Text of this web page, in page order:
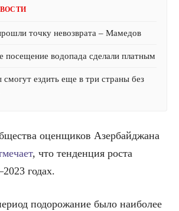
точку невозврата – Мамедов
посещение водопада сделали платным
ездить еще в три страны без
оценщиков Азербайджана
, что тенденция роста
годах.
подорожание было наиболее